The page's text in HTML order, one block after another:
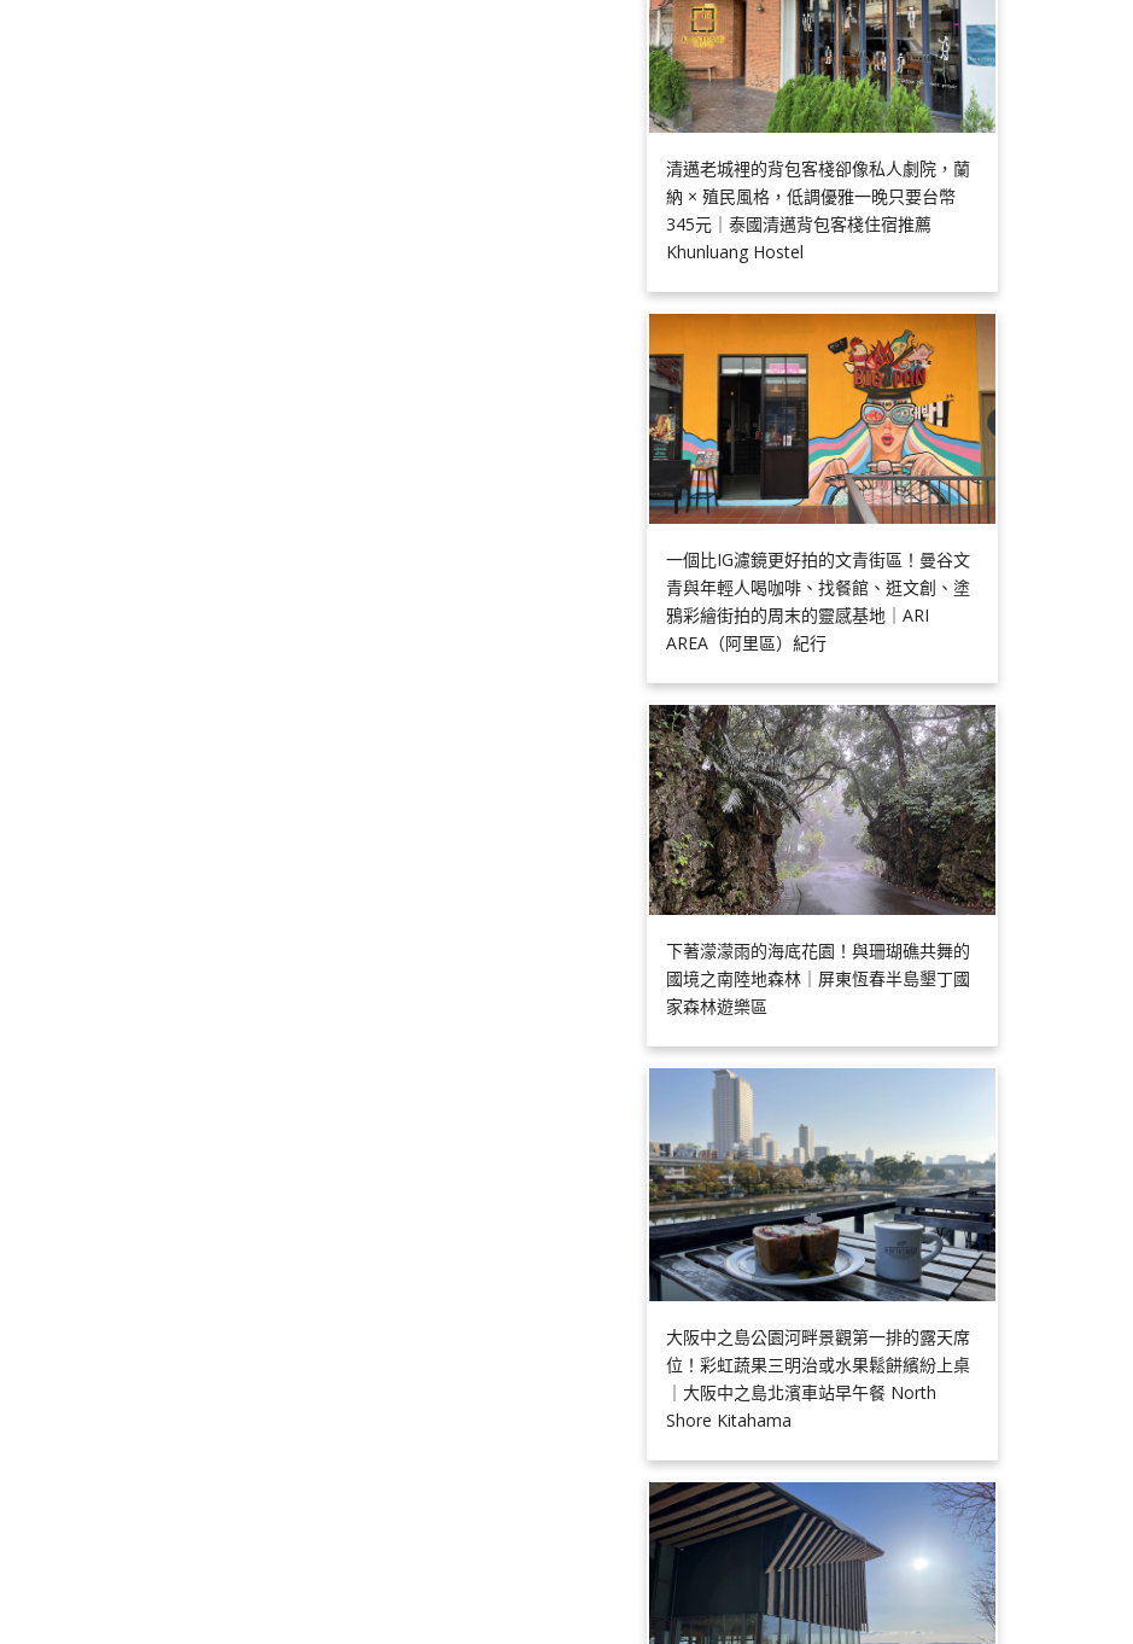
清邁老城裡的背包客棧卻像私人劇院，蘭
納 × 殖民風格，低調優雅一晚只要台幣
345元｜泰國清邁背包客棧住宿推薦
Khunluang Hostel
一個比IG濾鏡更好拍的文青街區！曼谷文
青與年輕人喝咖啡、找餐館、逛文創、塗
鴉彩繪街拍的周末的靈感基地｜ARI
AREA（阿里區）紀行
下著濛濛雨的海底花園！與珊瑚礁共舞的
國境之南陸地森林｜屏東恆春半島墾丁國
家森林遊樂區
大阪中之島公園河畔景觀第一排的露天席
位！彩虹蔬果三明治或水果鬆餅繽紛上桌
｜大阪中之島北濱車站早午餐 North
Shore Kitahama